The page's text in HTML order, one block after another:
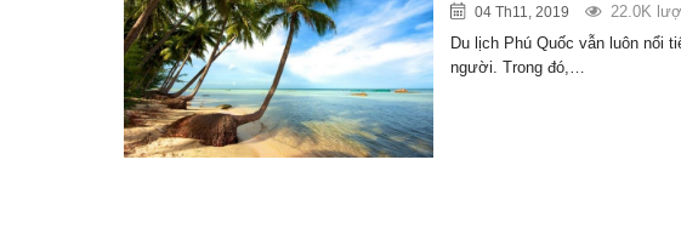
04 Th11, 2019
22.0K
Du lịch Phú Quốc vẫn luôn nổi
người. Trong đó,…